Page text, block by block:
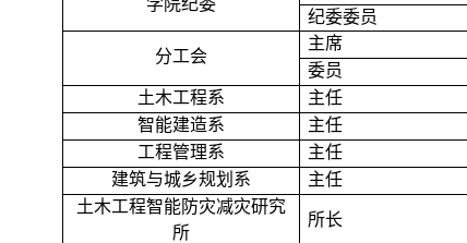
纪委委员
分工会
主席
委员
土木工程系
主任
智能建造系
主任
工程管理系
主任
建筑与城乡规划系
主任
土木工程智能防灾减灾研究
所
所长